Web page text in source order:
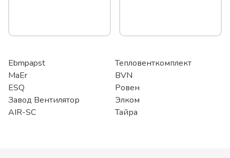
Ebmpapst
Тепловенткомплект
MaEr
BVN
ESQ
Ровен
Завод Вентилятор
Элком
AIR-SC
Тайра